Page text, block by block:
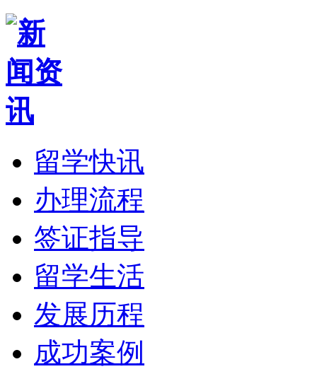
留学快讯
办理流程
签证指导
留学生活
发展历程
成功案例